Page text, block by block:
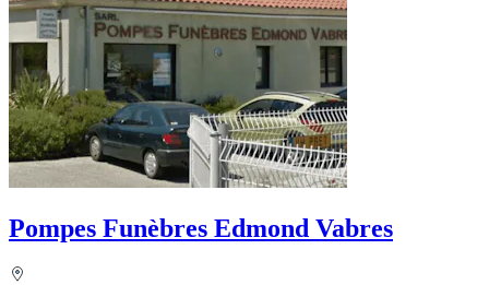
Pompes Funèbres Edmond Vabres